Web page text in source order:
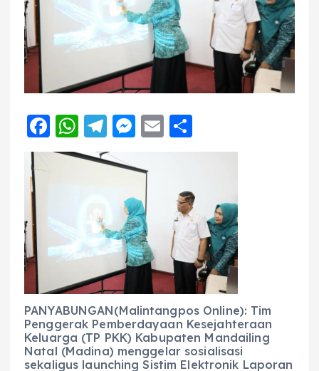
F
a
o
o
k
W
h
a
p
p
T
el
e
a
m
M
ss
e
n
g
er
E
re
PANYABUNGAN(Malintangpos Online): Tim
Penggerak Pemberdayaan Kesejahteraan
Keluarga (TP PKK) Kabupaten Mandailing
Natal (Madina) menggelar sosialisasi
sekaligus launching Sistim Elektronik Laporan